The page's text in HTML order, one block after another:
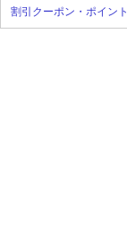
割引クーポン・ポイント